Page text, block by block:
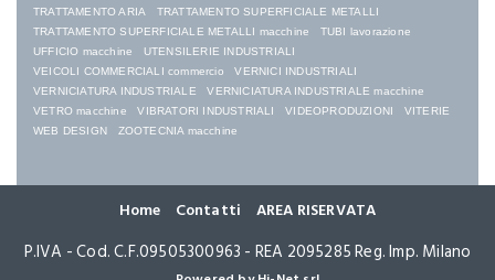
TRATTAMENTO ARIA
TRATTAMENTO SUPERFICIALE METALLI
TRATTAMENTO SUPERFICIALE METALLI macchine
TUBI lavorazione
UFFICIO macchine
UTENSILERIE INDUSTRIALI
VEICOLI COMMERCIALI commercio
VERNICI INDUSTRIALI
VERNICIATURA INDUSTRIALE
VERNICIATURA INDUSTRIALE macchine
VETRO macchine
VIBRATORI INDUSTRIALI VIDEOPRODUZIONI
VITERIE
WEB DESIGN
ZOOTECNIA macchine
P.IVA - Cod. C.F.09505300963 - REA 2095285 Reg. Imp. Milano
Home Contatti AREA RISERVATA